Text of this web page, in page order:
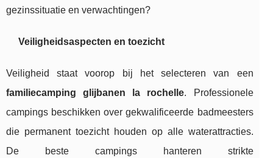
gezinssituatie en verwachtingen?
Veiligheidsaspecten en toezicht
Veiligheid staat voorop bij het selecteren van een
familiecamping glijbanen la rochelle. Professionele
campings beschikken over gekwalificeerde badmeesters
die permanent toezicht houden op alle waterattracties.
De beste campings hanteren strikte